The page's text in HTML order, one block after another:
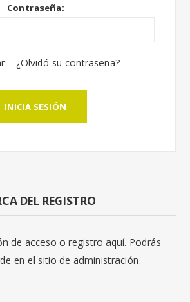
Contraseña:
¿Olvidó su contraseña?
INICIA SESIÓN
DEL REGISTRO
de acceso o registro aquí. Podrás
en el sitio de administración.